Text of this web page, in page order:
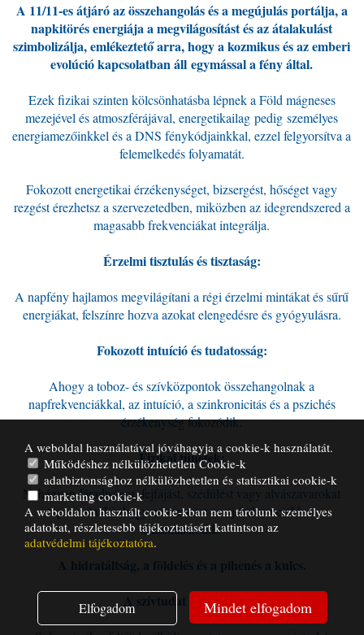
A 11/11-es átjáró az összehangolás és a megújulás portálja, a
napkitörés energiája a megvilágosítást és az átalakulást
szimbolizálja, emlékeztető arra, hogy a kozmikus és az emberi
evolúció kapcsolatban áll egymással a fény által.
Ezek fizikai szinten kölcsönhatásba lépnek a Föld mágneses
mezejével és atmoszférájával, energetikailag pedig személyes
energiamezőinkkel és a DNS fénykódjainkkal, ezzel felgyorsítva a
felemelkedés folyamatát.
Fokozott energetikai érzékenységet, bizsergést, hőséget vagy
rezgést érezhetsz a szervezetedben, miközben az idegrendszered a
magasabb frekvenciákat integrálja.
Érzelmi tisztulás és tisztaság:
A napfény hajlamos megvilágítani a régi érzelmi mintákat és sűrű
energiákat, felszínre hozva azokat elengedésre és gyógyulásra.
Fokozott intuíció és tudatosság:
Ahogy a toboz- és szívközpontok összehangolnak a
napfrekvenciákkal, az intuíció, a szinkronicitás és a pszichés
érzékenység fokozódik.
Fizikai tünetek:
Néhányan fáradtságot, fejfájást, szédülést vagy alvászavarokat
tapasztalnak, ahogy a szervezet az új frekvenciákhoz
alkalmazkodik.
A hidratáltság, a földelés és a pihenés a kulcs.
A szívtudat tágulása:
A weboldal használatával jóváhagyja a cookie-k használatát.
Működéshez nélkülözhetetlen Cookie-k
adatbiztonsághoz nélkülözhetetlen és statisztikai cookie-k
marketing cookie-k
A weboldalon használt cookie-kban nem tárolunk személyes
adatokat, részletesebb tájékoztatásért kattintson az
adatvédelmi tájékoztatóra.
Elfogadom Mindet elfogadom